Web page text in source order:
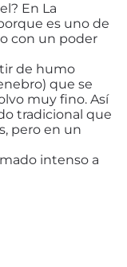
En La
es uno de
con un poder
de humo
que se
muy fino. Así
tradicional que
pero en un
intenso a